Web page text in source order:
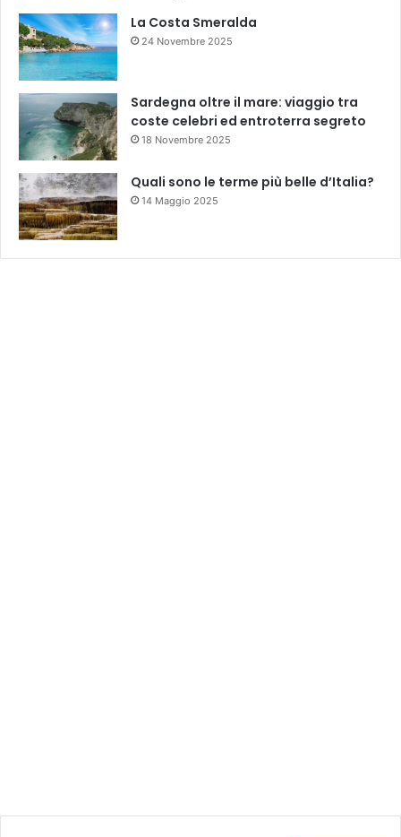
La Costa Smeralda
24 Novembre 2025
Sardegna oltre il mare: viaggio tra
coste celebri ed entroterra segreto
18 Novembre 2025
Quali sono le terme più belle d’Italia?
14 Maggio 2025